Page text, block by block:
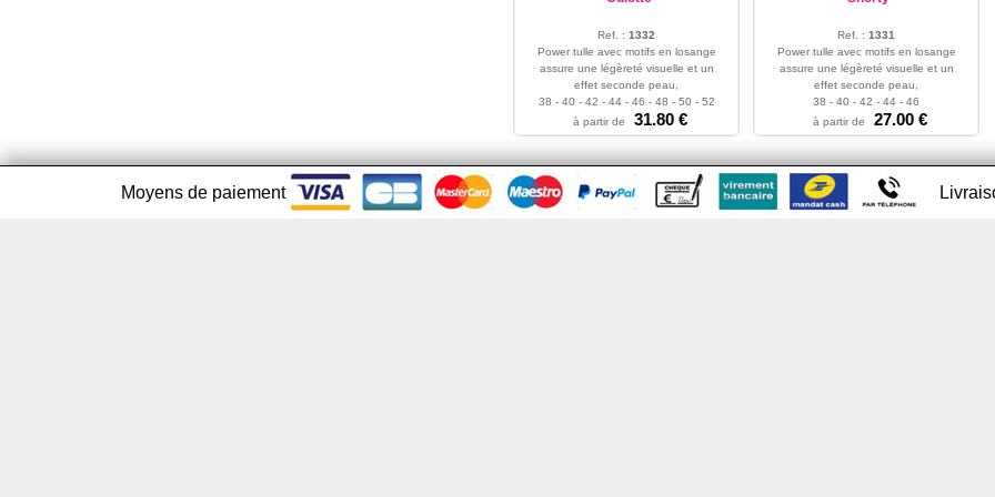
Ref. : 1332
Power tulle avec motifs en losange
assure une légèreté visuelle et un
effet seconde peau,
38 - 40 - 42 - 44 - 46 - 48 - 50 - 52
à partir de
31.80 €
Ref. : 1331
Power tulle avec motifs en losange
assure une légèreté visuelle et un
effet seconde peau,
38 - 40 - 42 - 44 - 46
à partir de
27.00 €
Moyens de paiement